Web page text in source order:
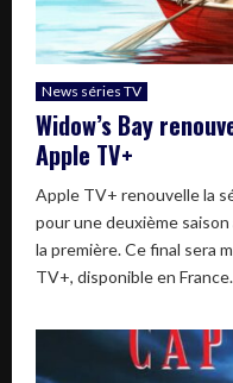
News séries TV
Widow’s Bay
Apple TV+
Apple TV+ renouvelle la
pour une deuxième
la première. Ce final sera
TV+, disponible en